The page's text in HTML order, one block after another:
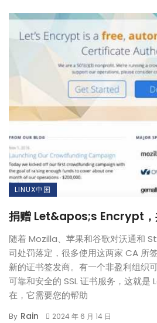
LINUX中国
捐赠 Let&apos;s Encrypt，
随着 Mozilla、苹果和谷歌对沃通和
司处罚落定，很多使用这两家 CA 所
新的证书签发商。有一个非盈利组织
可靠和安全的 SSL 证书服务，这就
在，它需要您的帮助
By Rain 2024 年 6 月 14 日